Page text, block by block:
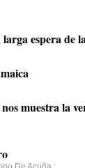
espera de
muestra la